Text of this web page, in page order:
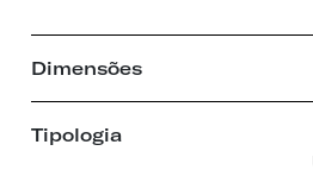
Dimensões
Tipologia